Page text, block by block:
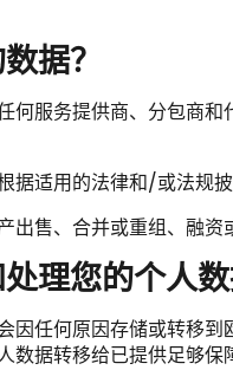
据？
何服务提供商、分包商
据适用的法律和/或法规
出售、合并或重组、融
理您的个人
因任何原因存储或转移
据转移给已提供足够保